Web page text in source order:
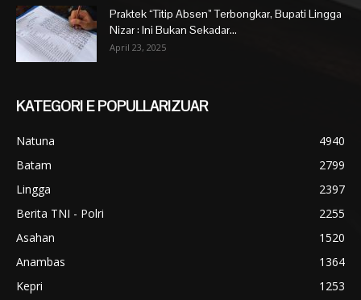
Praktek “Titip Absen” Terbongkar, Bupati Lingga
Nizar : Ini Bukan Sekadar...
April 23, 2025
KATEGORI E POPULLARIZUAR
Natuna
4940
Batam
2799
Lingga
2397
Berita TNI - Polri
2255
Asahan
1520
Anambas
1364
Kepri
1253